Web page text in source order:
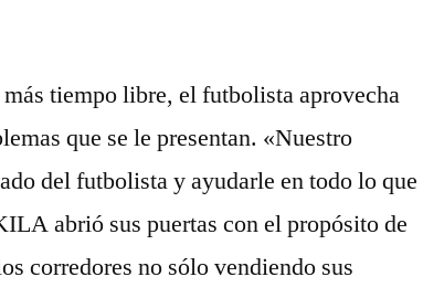
tiempo libre, el futbolista aprovecha
que se le presentan. «Nuestro
del futbolista y ayudarle en todo lo que
abrió sus puertas con el propósito de
corredores no sólo vendiendo sus